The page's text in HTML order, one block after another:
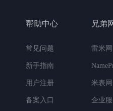
帮助中心
常见问题
新手指南
用户注册
备案入口
兄弟
雷米网
米表网
企业